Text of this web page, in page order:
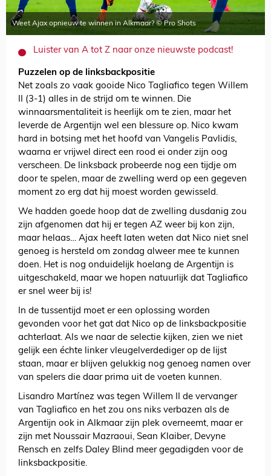
Weet Ajax opnieuw te winnen in Alkmaar? © Pro Shots
Luister van A tot Z naar onze nieuwste podcast!
Puzzelen op de linksbackpositie
Net zoals zo vaak gooide Nico Tagliafico tegen Willem
II (3-1) alles in de strijd om te winnen. Die
winnaarsmentaliteit is heerlijk om te zien, maar het
leverde de Argentijn wel een blessure op. Nico kwam
hard in botsing met het hoofd van Vangelis Pavlidis,
waarna er vrijwel direct een rood ei onder zijn oog
verscheen. De linksback probeerde nog een tijdje om
door te spelen, maar de zwelling werd op een gegeven
moment zo erg dat hij moest worden gewisseld.
We hadden goede hoop dat de zwelling dusdanig zou
zijn afgenomen dat hij er tegen AZ weer bij kon zijn,
maar helaas… Ajax heeft laten weten dat Nico niet snel
genoeg is hersteld om zondag alweer mee te kunnen
doen. Het is nog onduidelijk hoelang de Argentijn is
uitgeschakeld, maar we hopen natuurlijk dat Tagliafico
er snel weer bij is!
In de tussentijd moet er een oplossing worden
gevonden voor het gat dat Nico op de linksbackpositie
achterlaat. Als we naar de selectie kijken, zien we niet
gelijk een échte linker vleugelverdediger op de lijst
staan, maar er blijven gelukkig nog genoeg namen over
van spelers die daar prima uit de voeten kunnen.
Lisandro Martínez was tegen Willem II de vervanger
van Tagliafico en het zou ons niks verbazen als de
Argentijn ook in Alkmaar zijn plek overneemt, maar er
zijn met Noussair Mazraoui, Sean Klaiber, Devyne
Rensch en zelfs Daley Blind meer gegadigden voor de
linksbackpositie.